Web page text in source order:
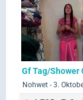
Gf Tag/Shower
Nohwet - 3.